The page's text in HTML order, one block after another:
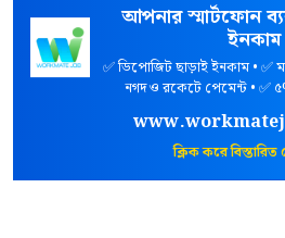
আপনার স্মার্টফোন
✅ ডিপোজিট ছাড়াই ইনকাম • ✅
নগদ ও রকেটে পেমেন্ট • ✅
ক্লিক করে